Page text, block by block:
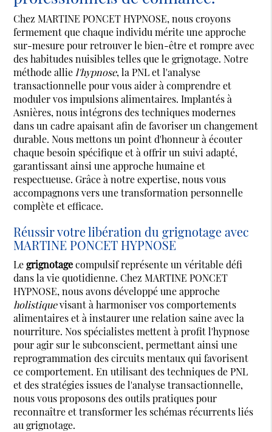
Chez MARTINE PONCET HYPNOSE, nous croyons
fermement que chaque individu mérite une approche
sur-mesure pour retrouver le bien-être et rompre avec
des habitudes nuisibles telles que le grignotage. Notre
méthode allie l'hypnose, la PNL et l'analyse
transactionnelle pour vous aider à comprendre et
moduler vos impulsions alimentaires. Implantés à
Asnières, nous intégrons des techniques modernes
dans un cadre apaisant afin de favoriser un changement
durable. Nous mettons un point d'honneur à écouter
chaque besoin spécifique et à offrir un suivi adapté,
garantissant ainsi une approche humaine et
respectueuse. Grâce à notre expertise, nous vous
accompagnons vers une transformation personnelle
complète et efficace.
Réussir votre libération du grignotage avec
MARTINE PONCET HYPNOSE
Legrignotagecompulsif représente un véritable défi
dans la vie quotidienne. Chez MARTINE PONCET
HYPNOSE, nous avons développé une approche
holistiquevisant à harmoniser vos comportements
alimentaires et à instaurer une relation saine avec la
nourriture. Nos spécialistes mettent à profit l'hypnose
pour agir sur le subconscient, permettant ainsi une
reprogrammation des circuits mentaux qui favorisent
ce comportement. En utilisant des techniques de PNL
et des stratégies issues de l'analyse transactionnelle,
nous vous proposons des outils pratiques pour
reconnaître et transformer les schémas récurrents liés
au grignotage.